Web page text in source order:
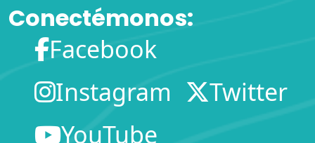
Conectémonos:
Facebook
Instagram
Twitter
YouTube